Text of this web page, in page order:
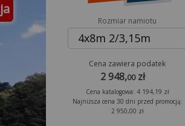
Rozmiar namiotu
4x8m 2/3,15m
Cena zawiera podatek
2 948,00 zł
Cena katalogowa: 4 194,19 zł
Najniższa cena 30 dni przed promocją:
2 950,00 zł